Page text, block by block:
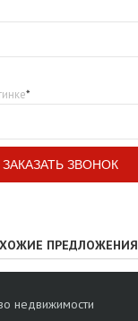
*
ПРЕДЛОЖЕНИЯ
недвижимости